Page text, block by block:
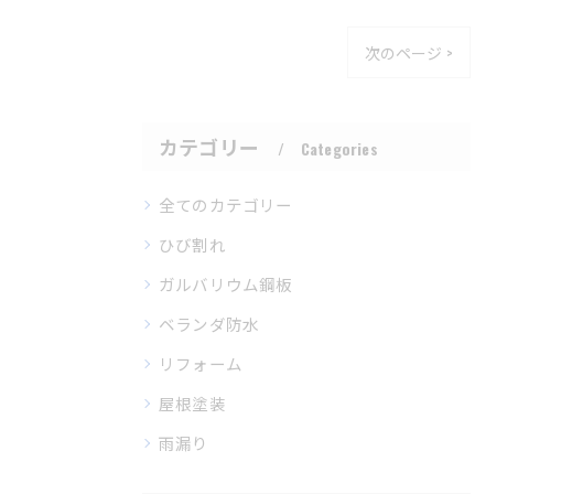
次のページ >
カテゴリー Categories
全てのカテゴリー
ひび割れ
ガルバリウム鋼板
ベランダ防水
リフォーム
屋根塗装
雨漏り